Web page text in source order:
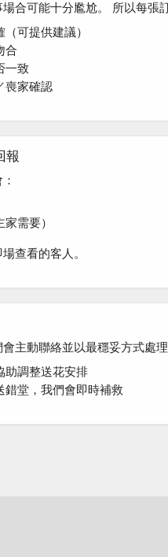
合可能十分尷尬。 所以每張
可提供建議）
合
一致
喪家確認
報
需要）
查看的客人。
主動聯絡並以最穩妥方式處理
助調整送花安排
錯堂，我們會即時補救